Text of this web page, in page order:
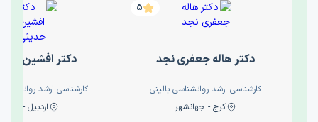
5
دکتر هاله جعفری نجد
کارشناسی ارشد روانشناسی بالینی
کرج - جهانشهر
دکتر افشین
کارشناسی ارشد
اردبیل - والی